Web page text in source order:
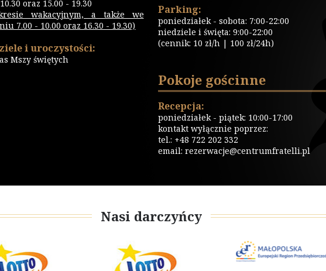
oraz 15.00 - 19.30
wakacyjnym, a także we
7.00 - 10.00 oraz 16.30 - 19.30)
i uroczystości:
Mszy świętych
Parking:
poniedziałek - sobota: 7:00-22:00
niedziele i święta: 9:00-22:00
(cennik: 10 zł/h | 100 zł/24h)
Pokoje gościnne
Recepcja:
poniedziałek - piątek: 10:00-17:00
kontakt wyłącznie poprzez:
tel.: +48 722 202 332
email:rezerwacje@centrumfratelli.pl
Nasi darczyńcy